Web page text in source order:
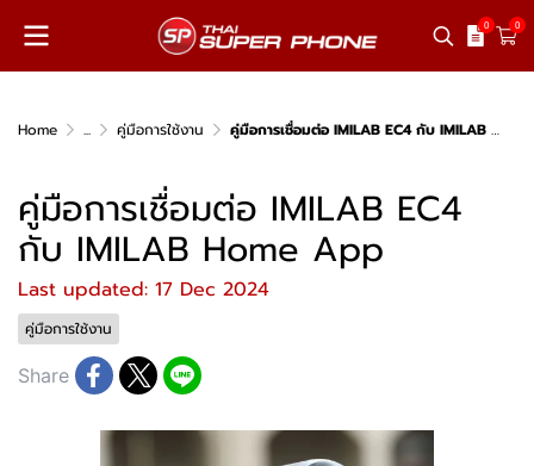
0 0
Home ... คู่มือการใช้งาน คู่มือการเชื่อมต่อ IMILAB EC4 กับ IMILAB Home App
คู่มือการเชื่อมต่อ IMILAB EC4
กับ IMILAB Home App
Last updated: 17 Dec 2024
คู่มือการใช้งาน
Share